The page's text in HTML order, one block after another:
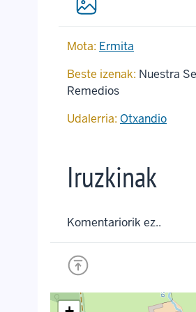
Mota: Ermita
Beste izenak: Nuestra
Remedios
Udalerria: Otxandio
Iruzkinak
Komentariorik ez..